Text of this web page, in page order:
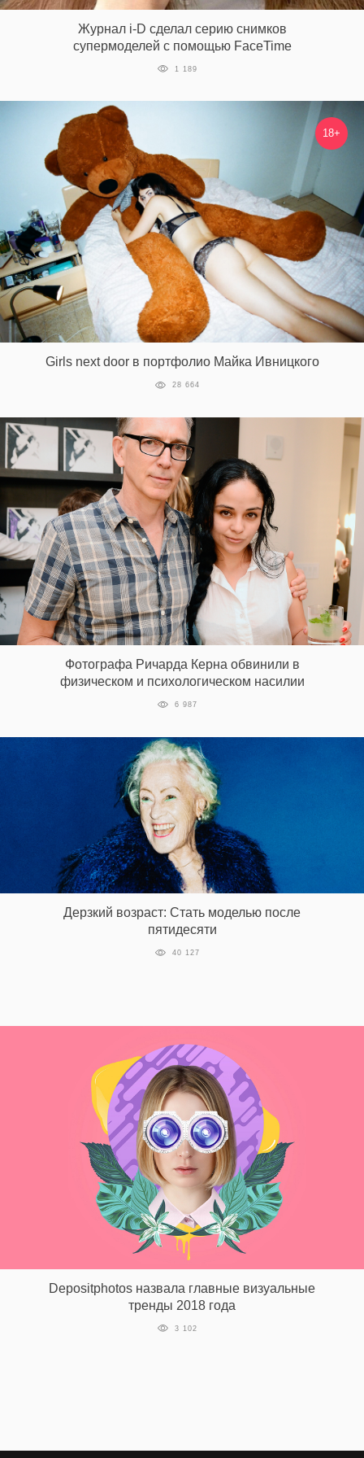
EN
UA
Журнал i-D сделал серию снимков
супермоделей с помощью FaceTime
1 189
18+
Girls next door в портфолио Майка Ивницкого
28 664
Фотографа Ричарда Керна обвинили в
физическом и психологическом насилии
6 987
Дерзкий возраст: Стать моделью после
пятидесяти
40 127
Depositphotos назвала главные визуальные
тренды 2018 года
3 102